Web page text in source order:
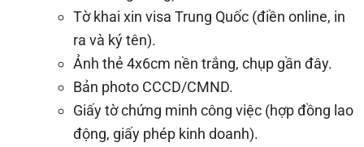
Tờ khai xin visa Trung Quốc (điền online, in
ra và ký tên).
Ảnh thẻ 4x6cm nền trắng, chụp gần đây.
Bản photo CCCD/CMND.
Giấy tờ chứng minh công việc (hợp đồng lao
động, giấy phép kinh doanh).